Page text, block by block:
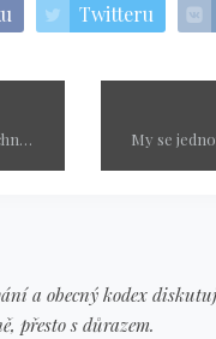
Twitteru
Povídky o ženách nejsou pro všechny čtenáře. Určitě ne pro ty, co mají rádi červenou knihovnu, dobré konce a lehký život. Jsou to osudy žen, co si prošly peklem. Základní myšlenka je vždy založena na pravdivém příběhu.
a obecný kodex
přesto s důrazem.